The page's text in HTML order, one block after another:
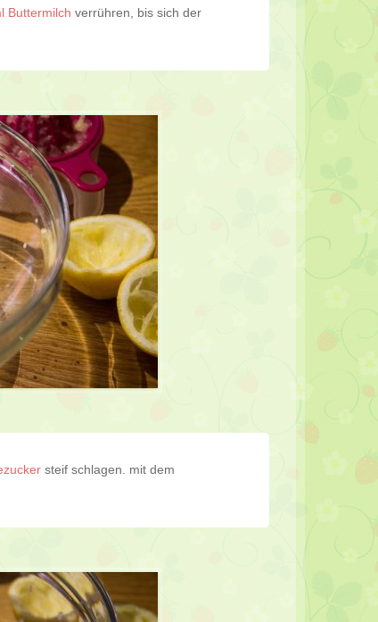
Buttermilch verrühren, bis sich der
steif schlagen. mit dem